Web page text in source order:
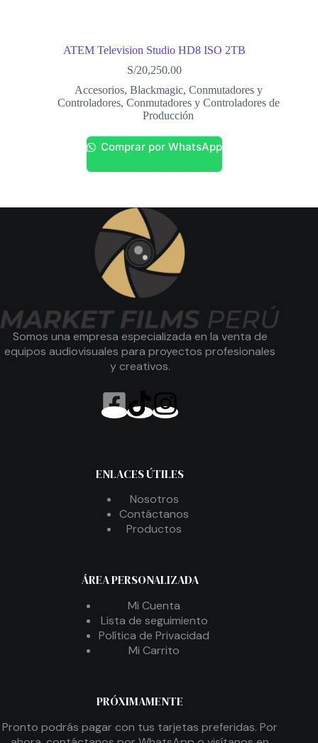
ATEM Television Studio HD8 ISO 2TB
S/20,250.00
Accesorios, Blackmagic, Conmutadores y
Controladores, Conmutadores y Controladores de
Producción
Comprar por WhatsApp
Somos una empresa especializada en la venta de
equipos audiovisuales para proyectos profesionales
y creativos.
ENLACES ÚTILES
Nosotros
Contáctanos
Productos
ÁREA PERSONALIZADA
Mi Cuenta
Lista de seguimiento
Política de Privacidad
Mi Carrito
PRÓXIMAMENTE
Pronto podrás pagar con tus tarjetas preferidas. Por